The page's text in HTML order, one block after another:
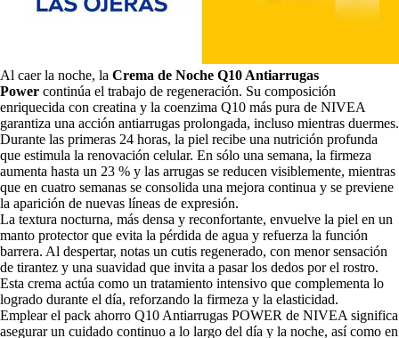
Al caer la noche, la Crema de Noche Q10 Antiarrugas
Power continúa el trabajo de regeneración. Su composición
enriquecida con creatina y la coenzima Q10 más pura de NIVEA
garantiza una acción antiarrugas prolongada, incluso mientras duermes.
Durante las primeras 24 horas, la piel recibe una nutrición profunda
que estimula la renovación celular. En sólo una semana, la firmeza
aumenta hasta un 23 % y las arrugas se reducen visiblemente, mientras
que en cuatro semanas se consolida una mejora continua y se previene
la aparición de nuevas líneas de expresión.
La textura nocturna, más densa y reconfortante, envuelve la piel en un
manto protector que evita la pérdida de agua y refuerza la función
barrera. Al despertar, notas un cutis regenerado, con menor sensación
de tirantez y una suavidad que invita a pasar los dedos por el rostro.
Esta crema actúa como un tratamiento intensivo que complementa lo
logrado durante el día, reforzando la firmeza y la elasticidad.
Emplear el pack ahorro Q10 Antiarrugas POWER de NIVEA significa
asegurar un cuidado continuo a lo largo del día y la noche, así como en